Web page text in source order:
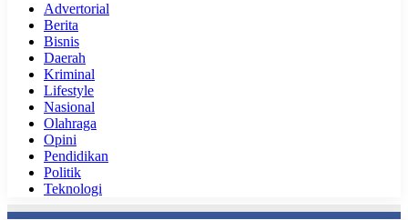
Advertorial
Berita
Bisnis
Daerah
Kriminal
Lifestyle
Nasional
Olahraga
Opini
Pendidikan
Politik
Teknologi